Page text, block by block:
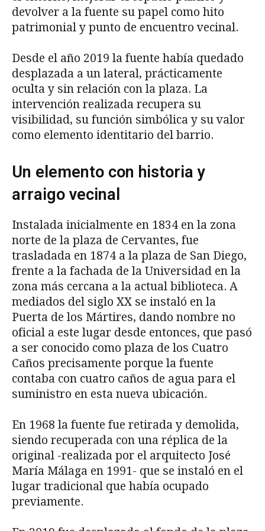
devolver a la fuente su papel como hito
patrimonial y punto de encuentro vecinal.
Desde el año 2019 la fuente había quedado
desplazada a un lateral, prácticamente
oculta y sin relación con la plaza. La
intervención realizada recupera su
visibilidad, su función simbólica y su valor
como elemento identitario del barrio.
Un elemento con historia y
arraigo vecinal
Instalada inicialmente en 1834 en la zona
norte de la plaza de Cervantes, fue
trasladada en 1874 a la plaza de San Diego,
frente a la fachada de la Universidad en la
zona más cercana a la actual biblioteca. A
mediados del siglo XX se instaló en la
Puerta de los Mártires, dando nombre no
oficial a este lugar desde entonces, que pasó
a ser conocido como plaza de los Cuatro
Caños precisamente porque la fuente
contaba con cuatro caños de agua para el
suministro en esta nueva ubicación.
En 1968 la fuente fue retirada y demolida,
siendo recuperada con una réplica de la
original -realizada por el arquitecto José
María Málaga en 1991- que se instaló en el
lugar tradicional que había ocupado
previamente.